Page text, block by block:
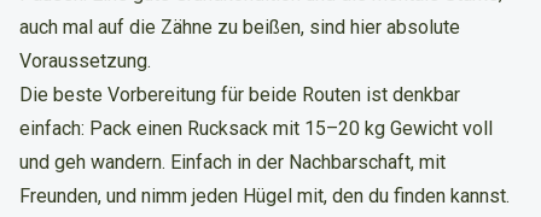
auch mal auf die Zähne zu beißen, sind hier absolute
Voraussetzung.
Die beste Vorbereitung für beide Routen ist denkbar
einfach: Pack einen Rucksack mit 15–20 kg Gewicht voll
und geh wandern. Einfach in der Nachbarschaft, mit
Freunden, und nimm jeden Hügel mit, den du finden kannst.